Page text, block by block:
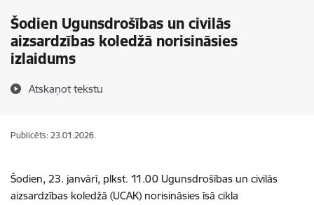
Šodien Ugunsdrošības un civilās
aizsardzības koledžā norisināsies
izlaidums
Atskaņot tekstu
Publicēts: 23.01.2026.
Šodien, 23. janvārī, plkst. 11.00 Ugunsdrošības un civilās
aizsardzības koledžā (UCAK) norisināsies īsā cikla